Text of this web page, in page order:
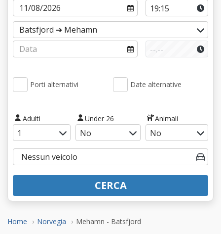
Home Norvegia Mehamn - Batsfjord
Porti alternativi Date alternative
Adulti Under 26 Animali
CERCA